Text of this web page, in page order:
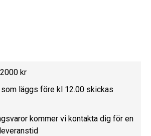
kr
läggs före kl 12.00 skickas
kommer vi kontakta dig för en